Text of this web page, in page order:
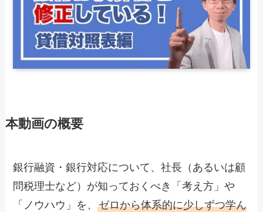
本動画の概要
銀行融資・銀行対応について、社長（あるいは顧
問税理士など）が知っておくべき「考え方」や
「ノウハウ」を、ゼロから体系的に少しずつ学ん